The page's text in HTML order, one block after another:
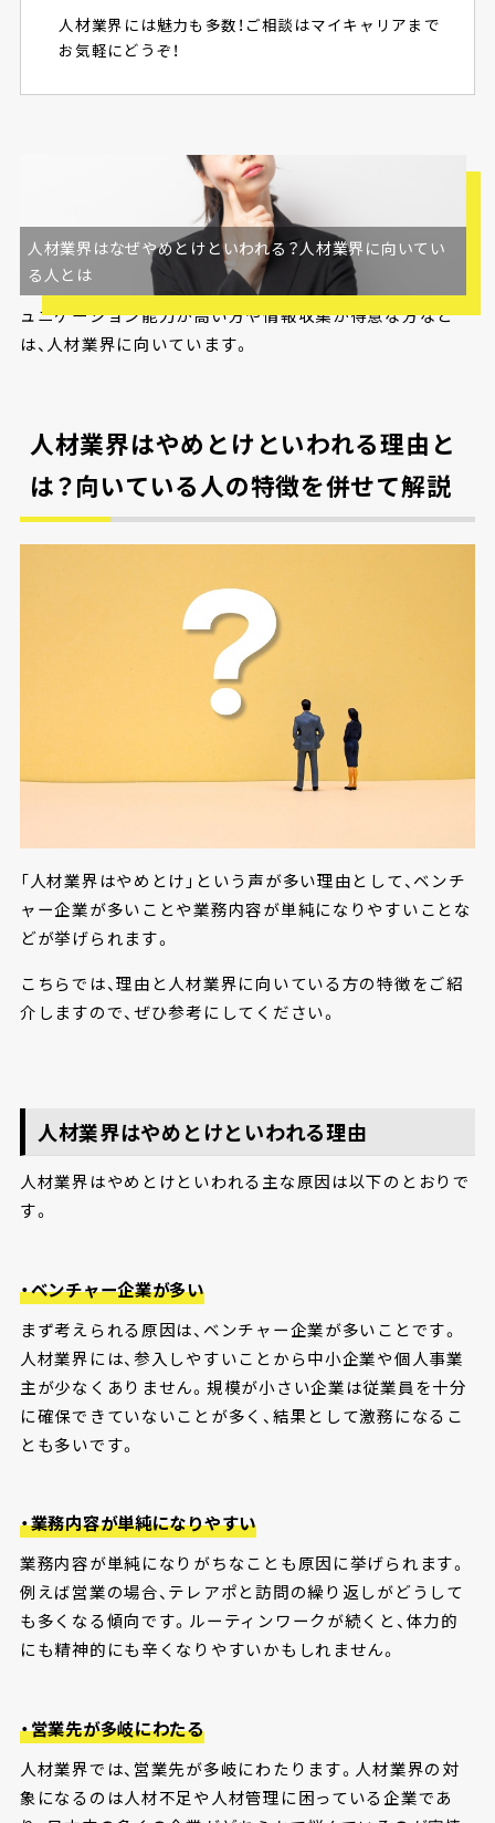
人材業界には魅力も多数！ご相談はマイキャリアまで
お気軽にどうぞ！
人材業界はなぜやめとけといわれる？人材業界に向いてい
る人とは
人材業界はやめとけといわれるのは、ベンチャー企業が多
いことや単純業務になりやすいことなどが原因です。コミ
ュニケーション能力が高い方や情報収集が得意な方など
は、人材業界に向いています。
人材業界はやめとけといわれる理由と
は？向いている人の特徴を併せて解説
「人材業界はやめとけ」という声が多い理由として、ベンチ
ャー企業が多いことや業務内容が単純になりやすいことな
どが挙げられます。
こちらでは、理由と人材業界に向いている方の特徴をご紹
介しますので、ぜひ参考にしてください。
人材業界はやめとけといわれる理由
人材業界はやめとけといわれる主な原因は以下のとおりで
す。
・ベンチャー企業が多い
まず考えられる原因は、ベンチャー企業が多いことです。
人材業界には、参入しやすいことから中小企業や個人事業
主が少なくありません。規模が小さい企業は従業員を十分
に確保できていないことが多く、結果として激務になるこ
とも多いです。
・業務内容が単純になりやすい
業務内容が単純になりがちなことも原因に挙げられます。
例えば営業の場合、テレアポと訪問の繰り返しがどうして
も多くなる傾向です。ルーティンワークが続くと、体力的
にも精神的にも辛くなりやすいかもしれません。
・営業先が多岐にわたる
人材業界では、営業先が多岐にわたります。人材業界の対
象になるのは人材不足や人材管理に困っている企業であ